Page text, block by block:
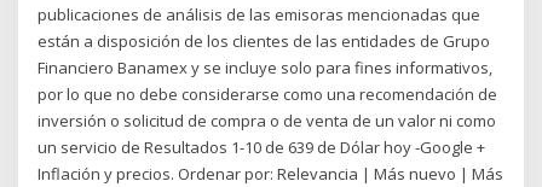
publicaciones de análisis de las emisoras mencionadas que
están a disposición de los clientes de las entidades de Grupo
Financiero Banamex y se incluye solo para fines informativos,
por lo que no debe considerarse como una recomendación de
inversión o solicitud de compra o de venta de un valor ni como
un servicio de Resultados 1-10 de 639 de Dólar hoy -Google +
Inflación y precios. Ordenar por: Relevancia | Más nuevo | Más